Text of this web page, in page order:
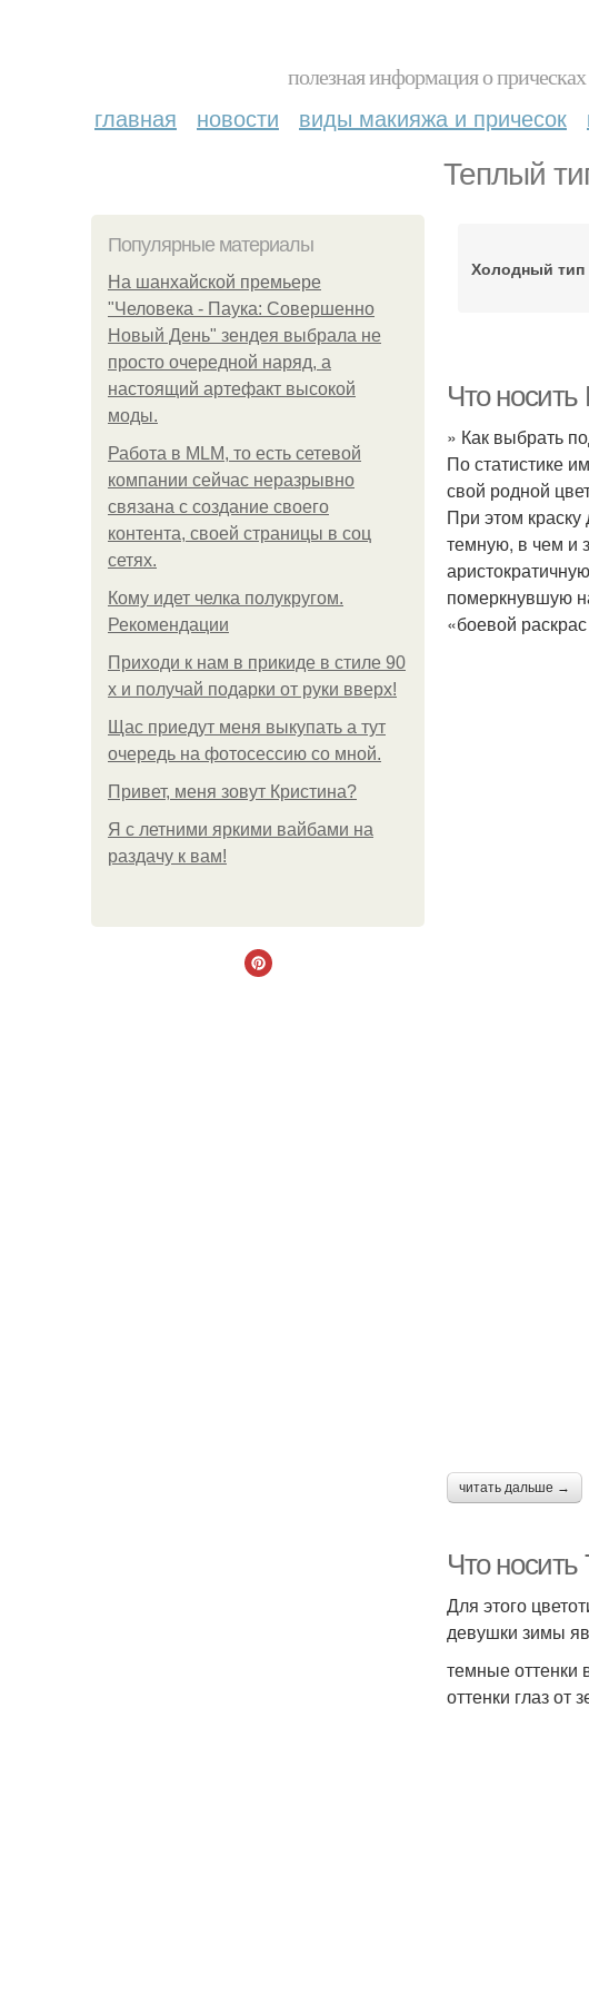
полезная информация о
главная новости виды макияжа и причесок
Теплый
Популярные материалы
На шанхайской премьере
"Человека - Паука: Совершенно
Новый День" зендея выбрала не
просто очередной наряд, а
настоящий артефакт высокой
моды.
Работа в MLM, то есть сетевой
компании сейчас неразрывно
связана с создание своего
контента, своей страницы в соц
сетях.
Кому идет челка полукругом.
Рекомендации
Приходи к нам в прикиде в стиле 90
х и получай подарки от руки вверх!
Щас приедут меня выкупать а тут
очередь на фотосессию со мной.
Привет, меня зовут Кристина?
Я с летними яркими вайбами на
раздачу к вам!
Холодный тип
Что
» Как выбрать
По статистике
свой родной
При этом
темную, в чем и
померкнувшую
«боевой
читать дальше →
Что
Для этого
девушки зимы
темные оттенки
оттенки глаз от